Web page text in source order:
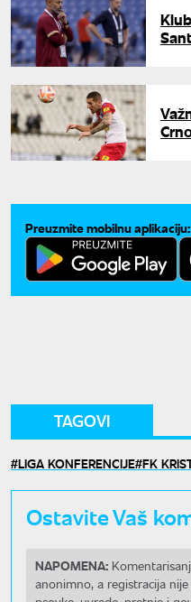
Preuzmite mobilnu aplikaciju:
TAGOVI
LIGA KONFERENCIJE FK
Ostavite Vaš
NAPOMENA:
anonimno, a registracija